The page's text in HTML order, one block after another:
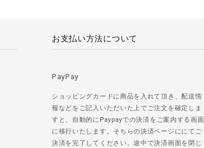
お支払い方法について
PayPay
ショッピングカードに商品を入れて頂き、配送情
報などをご記入いただいた上でご注文を確定しま
すと、自動的にPaypayでの決済をご案内する画面
に移行いたします。そちらの決済ページににてご
決済を完了してください。途中で決済画面を閉じ